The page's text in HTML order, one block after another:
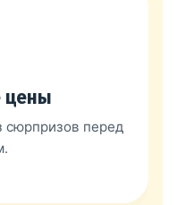
цены
сюрпризов перед